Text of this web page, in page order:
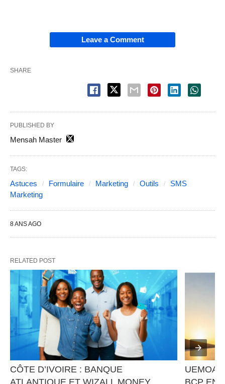
Leave a Comment
SHARE
PUBLISHED BY
Mensah Master
TAGS:
Astuces Formulaire Marketing Outils
SMS
Marketing
8 ANS AGO
RELATED POST
CÔTE D’IVOIRE : BANQUE
UEMOA